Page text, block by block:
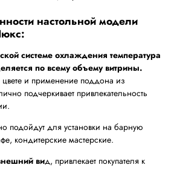
настольной модели
системе охлаждения температура
по всему объему витрины.
и применение поддона из
подчеркивает привлекательность
подойдут для установки на барную
кондитерские мастерские.
вид, привлекает покупателя к